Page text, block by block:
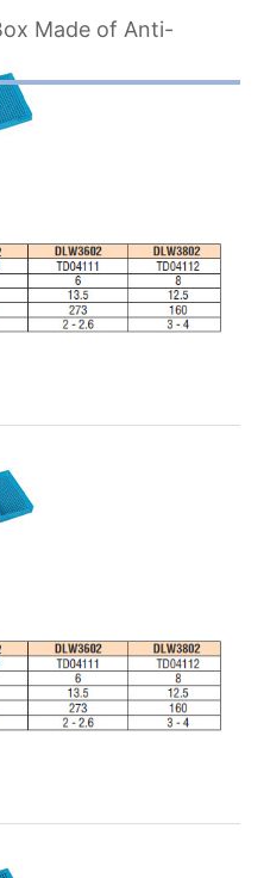
Made of Anti-